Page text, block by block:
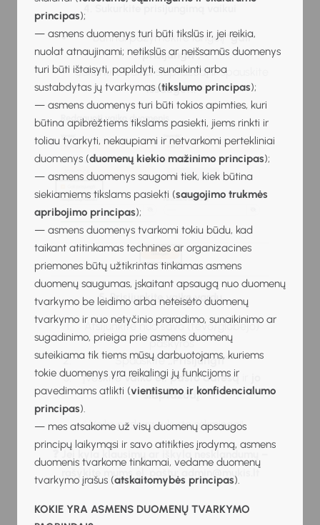
principas);
— asmens duomenys turi būti tikslūs ir, jei reikia,
nuolat atnaujinami; netikslūs ar neišsamūs duomenys
turi būti ištaisyti, papildyti, sunaikinti arba
sustabdytas jų tvarkymas (tikslumo principas);
— asmens duomenys turi būti tokios apimties, kuri
būtina apibrėžtiems tikslams pasiekti, jiems rinkti ir
toliau tvarkyti, nekaupiami ir netvarkomi pertekliniai
duomenys (duomenų kiekio mažinimo principas);
— asmens duomenys saugomi tiek, kiek būtina
siekiamiems tikslams pasiekti (saugojimo trukmės
apribojimo principas);
— asmens duomenys tvarkomi tokiu būdu, kad
taikant atitinkamas technines ar organizacines
priemones būtų užtikrintas tinkamas asmens
duomenų saugumas, įskaitant apsaugą nuo duomenų
tvarkymo be leidimo arba neteisėto duomenų
tvarkymo ir nuo netyčinio praradimo, sunaikinimo ar
sugadinimo, prieiga prie asmens duomenų
suteikiama tik tiems mūsų darbuotojams, kuriems
tokie duomenys yra reikalingi jų funkcijoms ir
pavedimams atlikti (vientisumo ir konfidencialumo
principas).
— mes atsakome už visų duomenų apsaugos
principų laikymąsi ir savo atitikties įrodymą, asmens
duomenis tvarkome tinkamai, vedame duomenų
tvarkymo įrašus (atskaitomybės principas).
KOKIE YRA ASMENS DUOMENŲ TVARKYMO
Būtinai pažymėkite langelį "gali
prisijungti";
Sukurkite vaikui slaptažodį ir spauskite
išsaugoti.
5. Prisijunkite vaiko vardu
Atsijunkite nuo savo (tėvo/globėjo)
paskyros
Spauskite„Prisijungti“
Įveskitevaiko el. pašto adresą
slaptažodį
✅Vaiko paskyra sukurta sėkmingai!
Jei kyla klausimų ar iškyla nesklandumų –
rašykite mums el. paštu: admin@mukis.lt